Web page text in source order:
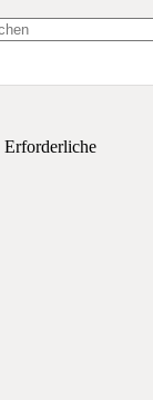
Erforderliche